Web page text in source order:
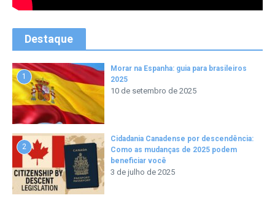
Destaque
1
Morar na Espanha: guia para brasileiros
2025
10 de setembro de 2025
2
Cidadania Canadense por descendência:
Como as mudanças de 2025 podem
beneficiar você
3 de julho de 2025